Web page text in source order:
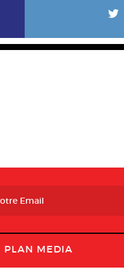
L
PLAN MEDIA